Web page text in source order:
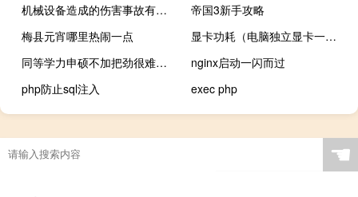
机械设备造成的伤害事故有哪些
帝国3新手攻略
梅县元宵哪里热闹一点
显卡功耗（电脑独立显卡一般多少瓦听说耗电）
同等学力申硕不加把劲很难考上吗
nginx启动一闪而过
php防止sql注入
exec php
☚